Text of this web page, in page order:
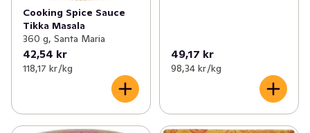
Cooking Spice Sauce
Tikka Masala
360 g, Santa Maria
42,54 kr
118,17 kr /kg
49,17 kr
98,34 kr /kg